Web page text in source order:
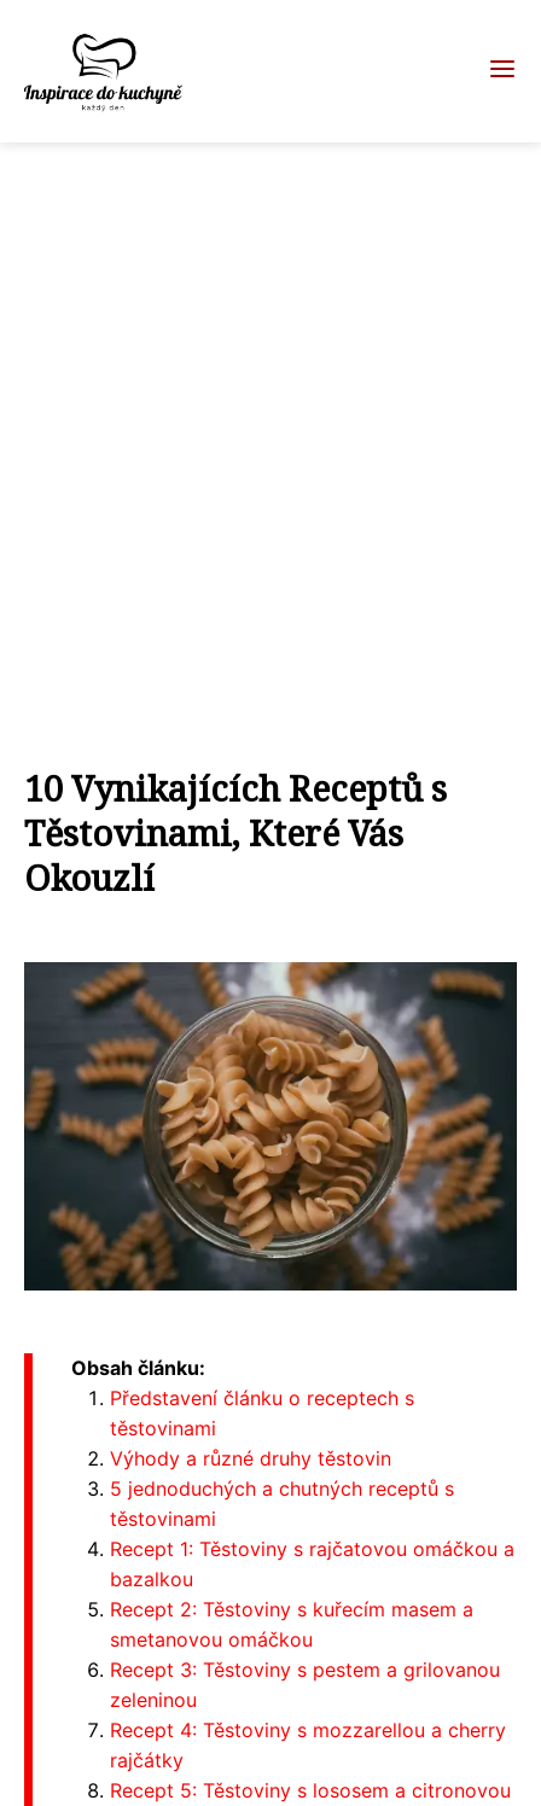
10 Vynikajících Receptů s
Těstovinami, Které Vás
Okouzlí
Obsah článku:
Představení článku o receptech s
těstovinami
Výhody a různé druhy těstovin
5 jednoduchých a chutných receptů s
těstovinami
Recept 1: Těstoviny s rajčatovou omáčkou a
bazalkou
Recept 2: Těstoviny s kuřecím masem a
smetanovou omáčkou
Recept 3: Těstoviny s pestem a grilovanou
zeleninou
Recept 4: Těstoviny s mozzarellou a cherry
rajčátky
Recept 5: Těstoviny s lososem a citronovou